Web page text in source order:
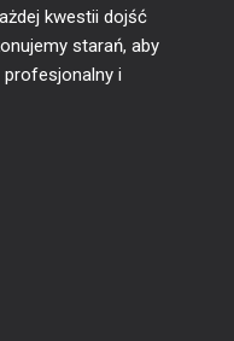
kwestii dojść
starań, aby
profesjonalny i